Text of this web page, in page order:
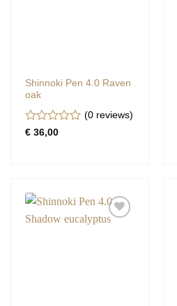
Shinnoki Pen 4.0 Raven
oak
Gewaardeerd
(0reviews)
€36,00